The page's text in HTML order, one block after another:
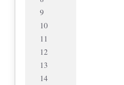
9
10
11
12
13
14